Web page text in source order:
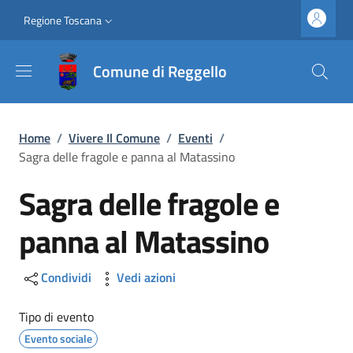
Slim top
Regione Toscana
Comune di Reggello
Briciole di pane
Home / Vivere Il Comune / Eventi /
Sagra delle fragole e panna al Matassino
Sagra delle fragole e
panna al Matassino
Condividi Vedi azioni
Tipo di evento
Evento sociale